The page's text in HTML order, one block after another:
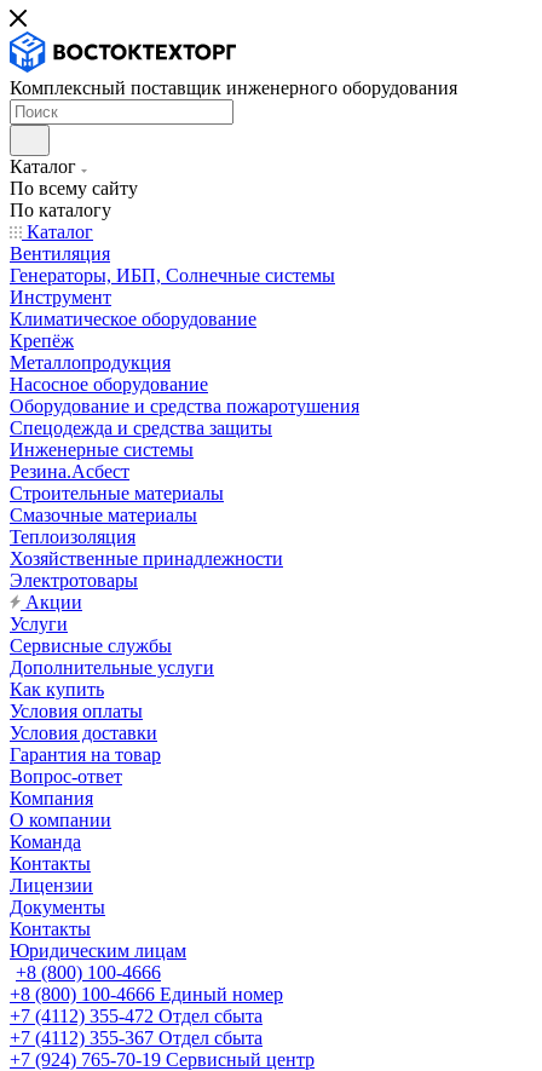
Комплексный поставщик инженерного оборудования
Каталог
По всему сайту
По каталогу
Каталог
Вентиляция
Генераторы, ИБП, Солнечные системы
Инструмент
Климатическое оборудование
Крепёж
Металлопродукция
Насосное оборудование
Оборудование и средства пожаротушения
Спецодежда и средства защиты
Инженерные системы
Резина.Асбест
Строительные материалы
Смазочные материалы
Теплоизоляция
Хозяйственные принадлежности
Электротовары
Акции
Услуги
Сервисные службы
Дополнительные услуги
Как купить
Условия оплаты
Условия доставки
Гарантия на товар
Вопрос-ответ
Компания
О компании
Команда
Контакты
Лицензии
Документы
Контакты
Юридическим лицам
+8 (800) 100-4666
+8 (800) 100-4666 Единый номер
+7 (4112) 355-472 Отдел сбыта
+7 (4112) 355-367 Отдел сбыта
+7 (924) 765-70-19 Сервисный центр